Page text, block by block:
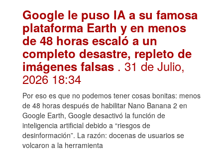
Google le puso IA a su famosa
plataforma Earth y en menos
de 48 horas escaló a un
completo desastre, repleto de
imágenes falsas . 31 de Julio,
2026 18:34
Por eso es que no podemos tener cosas bonitas: menos
de 48 horas después de habilitar Nano Banana 2 en
Google Earth, Google desactivó la función de
inteligencia artificial debido a “riesgos de
desinformación”. La razón: docenas de usuarios se
volcaron a la herramienta